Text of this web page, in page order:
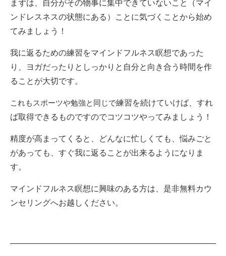
まずは、自分がその物事に集中できていないこと（マイ
ンドレスネスの状態にある）ことに気づくことから始め
てみましょう！
我に返るための練習をマインドフルネス瞑想であった
り、ヨガだったりとしっかりと自分と向き合う時間を作
ることが大切です。
これもスポーツや勉強と同じで練習を続けていけば、すれ
ば取得できるものですのでコツコツやってみましょう！
精度が高まってくると、どんなに忙しくても、悩みごと
があっても、すぐ我に返ることが出来るようになりま
す。
マインドフルネス瞑想に興味のある方は、是非無料カウ
ンセリングへお越しください。